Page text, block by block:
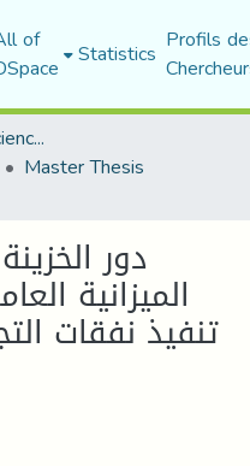
of Statistics Profils
Faculty of Economic Sciences, Commerce and Management Sciences
Master Thesis
دور
الميزانية
تنفيذ نفقات